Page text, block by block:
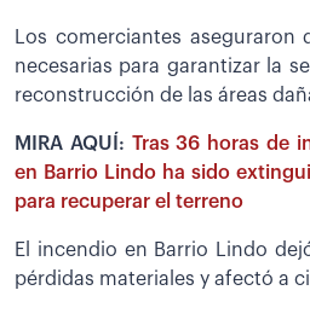
Los comerciantes aseguraron
necesarias para garantizar la
reconstrucción de las áreas
MIRA AQUÍ: Tras 36 horas de
en Barrio Lindo ha sido
para recuperar el terreno
El incendio en Barrio Lindo
pérdidas materiales y afectó a